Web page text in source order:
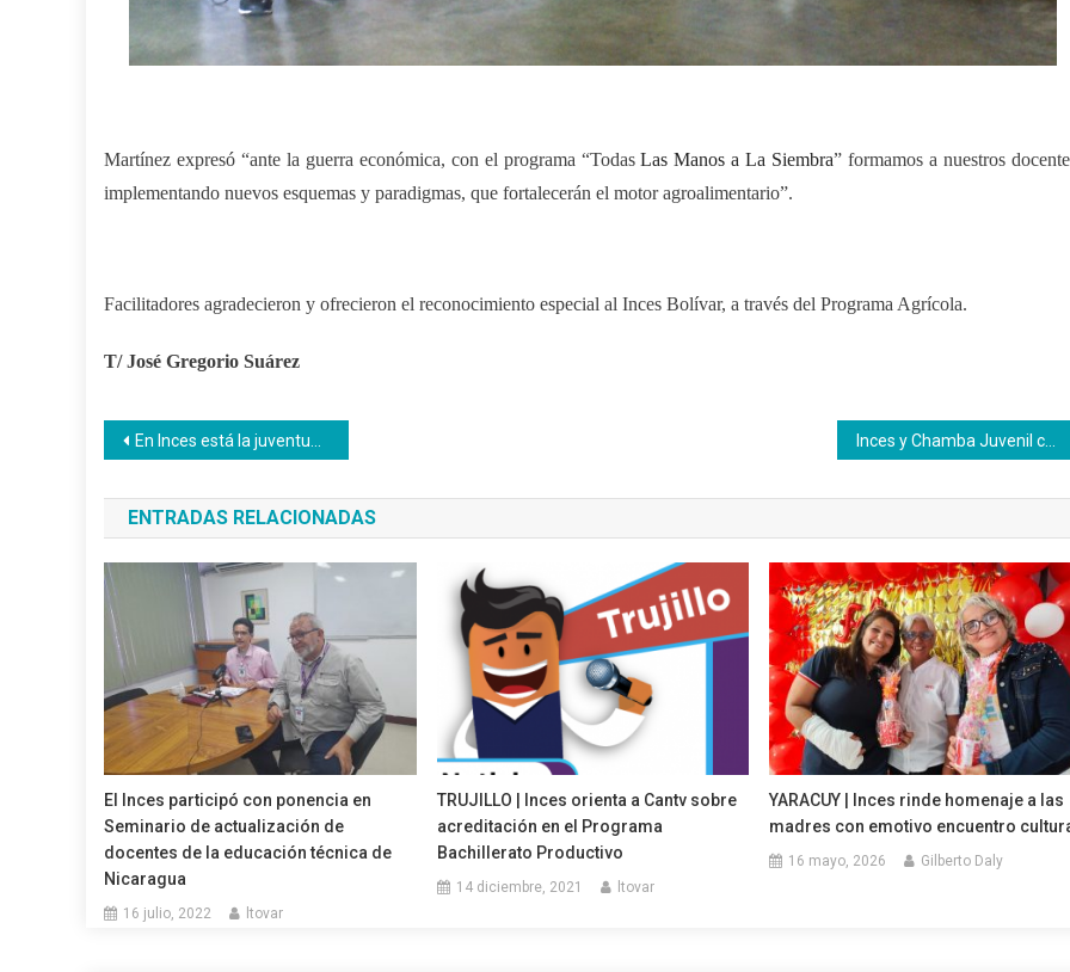
Martínez expresó “ante la guerra económica, con el programa “TodasLas Manos a La Siembra” formamos a nuestros
implementando nuevos esquemas y paradigmas, que fortalecerán el motor agroalimentario”.
Facilitadores agradecieron y ofrecieron el reconocimiento especial al Inces Bolívar, a través del Programa Agrícola.
T/ José Gregorio Suárez
Navegación
de
entradas
En Inces está la juventud valiente de la Patria
ENTRADAS RELACIONADAS
El Inces participó con ponencia en
Seminario de actualización de
docentes de la educación técnica de
Nicaragua
16 julio, 2022 ltovar
TRUJILLO | Inces orienta a Cantv sobre
acreditación en el Programa
Bachillerato Productivo
14 diciembre, 2021 ltovar
YARACUY | Inces rinde homenaje a las
madres con emotivo encuentro
16 mayo, 2026 Gilberto Daly